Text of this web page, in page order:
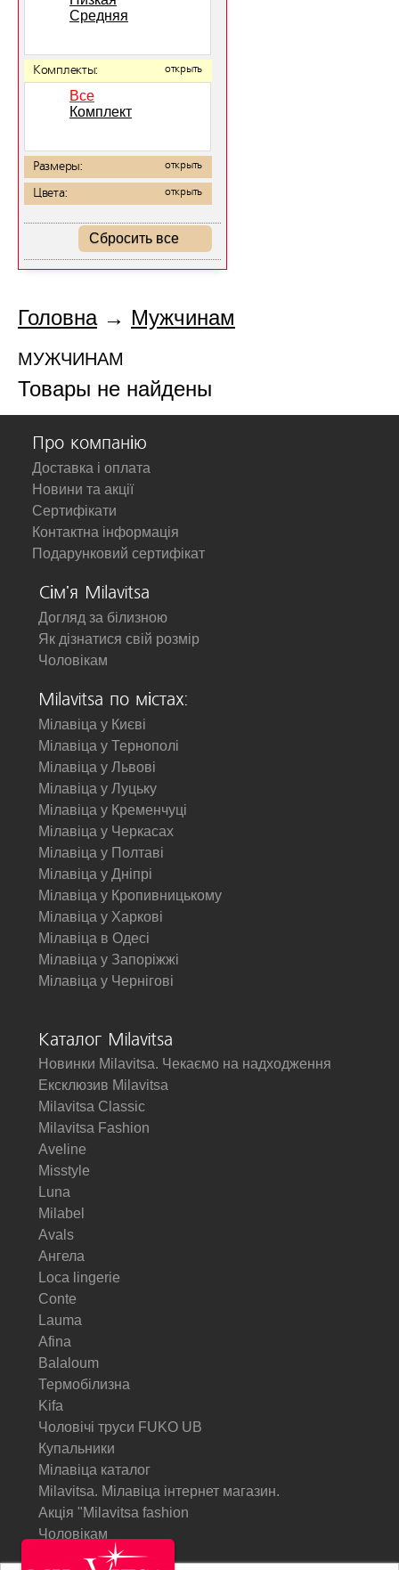
Средняя
Комплекты: открыть
Все
Комплект
Размеры: открыть
Цвета: открыть
Сбросить все
Головна→ Мужчинам
МУЖЧИНАМ
Товары не найдены
Про компанію
Доставка і оплата
Новини та акції
Сертифікати
Контактна інформація
Подарунковий сертифікат
Сім'я Milavitsa
Догляд за білизною
Як дізнатися свій розмір
Чоловікам
Milavitsa по містах:
Мілавіца у Києві
Мілавіца у Тернополі
Мілавіца у Львові
Мілавіца у Луцьку
Мілавіца у Кременчуці
Мілавіца у Черкасах
Мілавіца у Полтаві
Мілавіца у Дніпрі
Мілавіца у Кропивницькому
Мілавіца у Харкові
Мілавіца в Одесі
Мілавіца у Запоріжжі
Мілавіца у Чернігові
Каталог Milavitsa
Новинки Milavitsa. Чекаємо на надходження
Ексклюзив Milavitsa
Milavitsa Classic
Milavitsa Fashion
Aveline
Misstyle
Luna
Milabel
Avals
Ангела
Loca lingerie
Conte
Lauma
Afina
Balaloum
Термобілизна
Kifa
Чоловічі труси FUKO UB
Купальники
Мілавіца каталог
Milavitsa. Мілавіца інтернет магазин.
Акція "Milavitsa fashion
Чоловікам